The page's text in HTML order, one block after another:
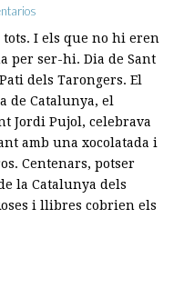
tots. I els que no hi eren
per ser-hi. Dia de Sant
dels Tarongers. El
de Catalunya, el
Jordi Pujol, celebrava
amb una xocolatada i
Centenars, potser
la Catalunya dels
i llibres cobrien els